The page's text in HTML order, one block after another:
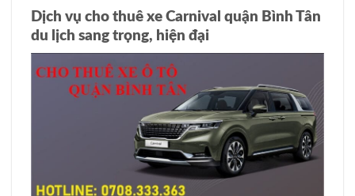
Dịch vụ cho thuê xe Carnival quận Bình Tân
du lịch sang trọng, hiện đại